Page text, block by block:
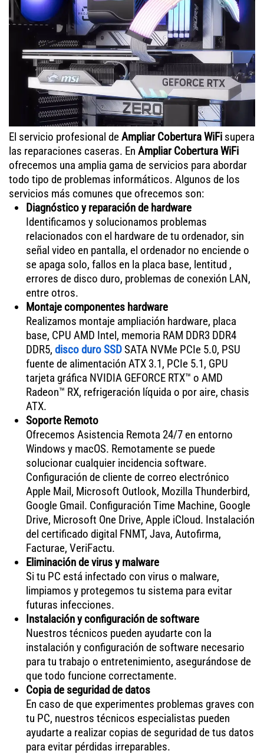
El servicio profesional deAmpliar Cobertura WiFi supera
las reparaciones caseras. En Ampliar Cobertura WiFi
ofrecemos una amplia gama de servicios para abordar
todo tipo de problemas informáticos. Algunos de los
servicios más comunes que ofrecemos son:
Diagnóstico y reparación de hardware
Identificamos y solucionamos problemas
relacionados con el hardware de tu ordenador, sin
señal video en pantalla, el ordenador no enciende o
se apaga solo, fallos en la placa base, lentitud ,
errores de disco duro, problemas de conexión LAN,
entre otros.
Montaje componentes hardware
Realizamos montaje ampliación hardware, placa
base, CPU AMD Intel, memoria RAM DDR3 DDR4
DDR5, disco duro SSDSATA NVMe PCIe 5.0, PSU
fuente de alimentación ATX 3.1, PCIe 5.1, GPU
tarjeta gráfica NVIDIA GEFORCE RTX™ o AMD
Radeon™ RX, refrigeración líquida o por aire, chasis
ATX.
Soporte Remoto
Ofrecemos Asistencia Remota 24/7 en entorno
Windows y macOS. Remotamente se puede
solucionar cualquier incidencia software.
Configuración de cliente de correo electrónico
Apple Mail, Microsoft Outlook, Mozilla Thunderbird,
Google Gmail. Configuración Time Machine, Google
Drive, Microsoft One Drive, Apple iCloud. Instalación
del certificado digital FNMT, Java, Autofirma,
Facturae, VeriFactu.
Eliminación de virus y malware
Si tu PC está infectado con virus o malware,
limpiamos y protegemos tu sistema para evitar
futuras infecciones.
Instalación y configuración de software
Nuestros técnicos pueden ayudarte con la
instalación y configuración de software necesario
para tu trabajo o entretenimiento, asegurándose de
que todo funcione correctamente.
Copia de seguridad de datos
En caso de que experimentes problemas graves con
tu PC, nuestros técnicos especialistas pueden
ayudarte a realizar copias de seguridad de tus datos
para evitar pérdidas irreparables.